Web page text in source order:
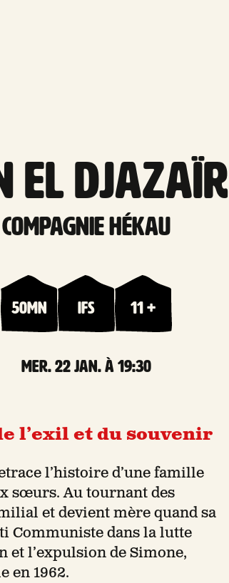
el Djazaïr
Compagnie Hékau
50mn Ifs 11 +
mer. 22 Jan. à 19:30
l’exil et du souvenir
l’histoire d’une famille
sœurs. Au tournant des
et devient mère quand sa
Communiste dans la lutte
et l’expulsion de Simone,
en 1962.